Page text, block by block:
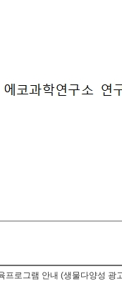
프로그램 안내 (생물다양성 광